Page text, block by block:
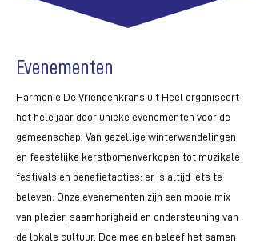
Evenementen
Harmonie De Vriendenkrans uit Heel organiseert
het hele jaar door unieke evenementen voor de
gemeenschap. Van gezellige winterwandelingen
en feestelijke kerstbomenverkopen tot muzikale
festivals en benefietacties: er is altijd iets te
beleven. Onze evenementen zijn een mooie mix
van plezier, saamhorigheid en ondersteuning van
de lokale cultuur. Doe mee en beleef het samen